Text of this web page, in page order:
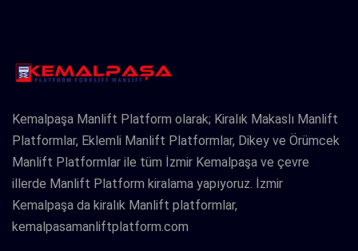
Kemalpaşa Manlift Platform olarak; Kiralık Makaslı Manlift
Platformlar, Eklemli Manlift Platformlar, Dikey ve Örümcek
Manlift Platformlar ile tüm İzmir Kemalpaşa ve çevre
illerde Manlift Platform kiralama yapıyoruz. İzmir
Kemalpaşa da kiralık Manlift platformlar,
kemalpasamanliftplatform.com